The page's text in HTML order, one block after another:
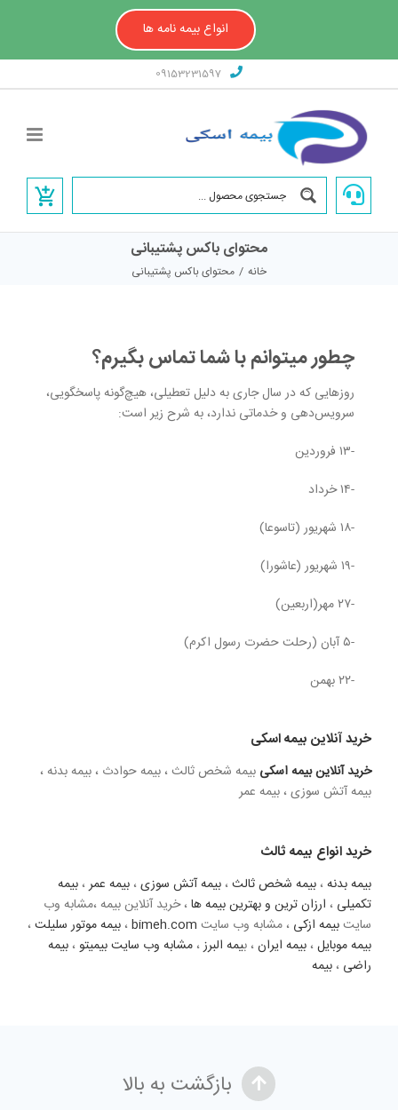
انواع بیمه نامه ها
محتوای باکس پشتیبانی
خانه / محتوای باکس پشتیبانی
چطور میتوانم با شما تماس بگیرم؟
روزهایی که در سال جاری به دلیل تعطیلی، هیچ‌گونه پاسخگویی،
سرویس‌دهی و خدماتی ندارد، به شرح زیر است:
-۱۳ فروردین
-۱۴ خرداد
-۱۸ شهریور (تاسوعا)
-۱۹ شهریور (عاشورا)
-۲۷ مهر(اربعین)
-۵ آبان (رحلت حضرت رسول اکرم)
-۲۲ بهمن
خرید آنلاین بیمه اسکی
خرید آنلاین بیمه اسکی بیمه شخص ثالث ، بیمه حوادث ، بیمه بدنه ،
بیمه آتش سوزی ، بیمه عمر
خرید انواع بیمه ثالث
بیمه بدنه، بیمه شخص ثالث، بیمه آتش سوزی، بیمه عمر، بیمه
تکمیلی ، ارزان ترین و بهترین بیمه ها، خرید آنلاین بیمه ،مشابه وب
سایتبیمه ازکی ، مشابه وب سایت bimeh.com، بیمه موتور سلیلت،
بیمه موبایل، بیمه ایران، بیمه البرز، مشابه وب سایت بیمیتو، بیمه
راضی ، بیمه
بازگشت به بالا